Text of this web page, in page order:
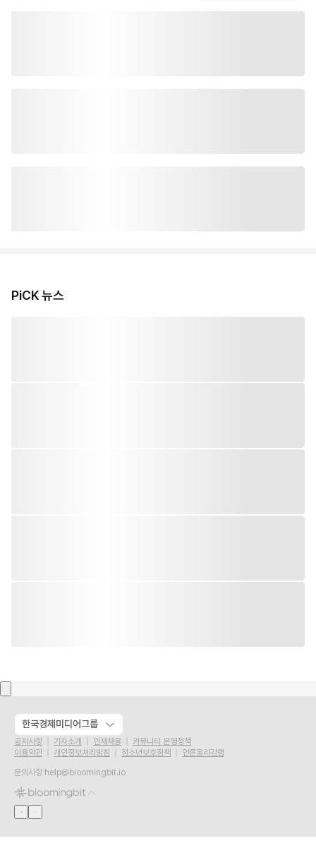
PiCK 뉴스
한국경제미디어그룹
공지사항 기자소개 인재채용
커뮤니티 운영정책
이용약관
개인정보처리방침 청소년보호정책
언론윤리강령
문의사항 help@bloomingbit.io